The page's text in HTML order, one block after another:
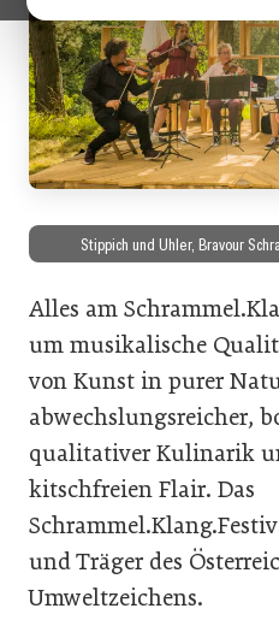
Stippich und Uhler, Bravour
Alles am
um musikalische
von Kunst in purer
abwechslungsreicher,
qualitativer Kulinarik
kitschfreien Flair. Das
und Träger des
Umweltzeichens.